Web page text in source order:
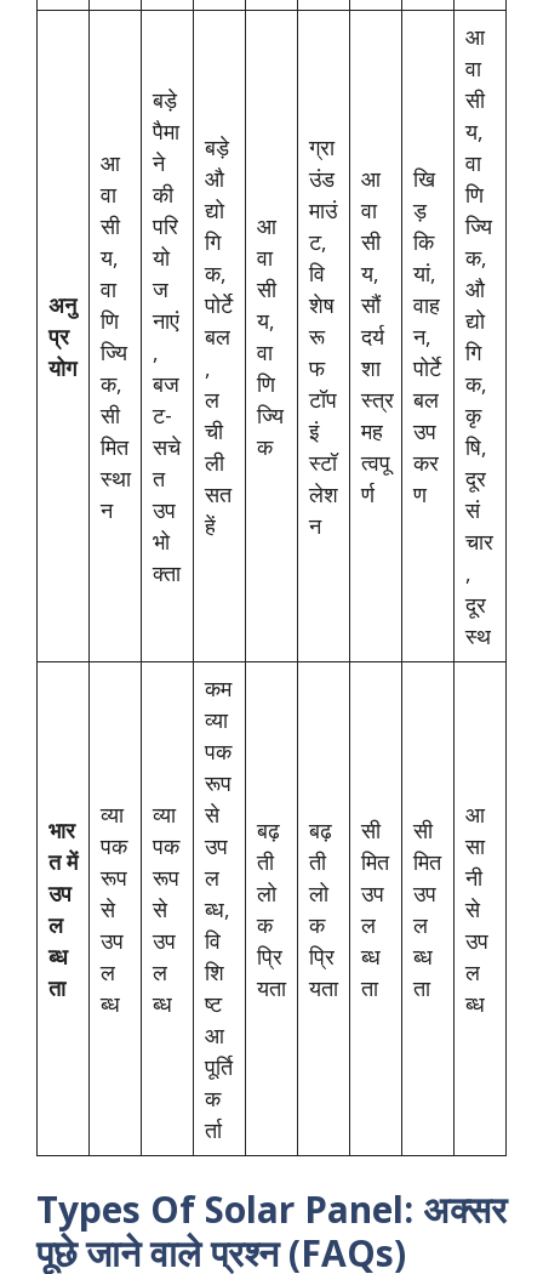
अनु
प्र
योग
आ
वा
सी
य,
वा
णि
ज्यि
क,
सी
मित
स्था
न
बड़े
पैमा
ने
की
परि
यो
ज
नाएं
,
बज
ट-
सचे
त
उप
भो
क्ता
बड़े
औ
द्यो
गि
क,
पोर्टे
बल
,
ल
ची
ली
सत
हें
आ
वा
सी
य,
वा
णि
ज्यि
क
ग्रा
उंड
माउं
ट,
वि
शेष
रू
फ
टॉप
इं
स्टॉ
लेश
न
आ
वा
सी
य,
सौं
दर्य
शा
स्त्र
मह
त्वपू
र्ण
खि
ड़
कि
यां,
वाह
न,
पोर्टे
बल
उप
कर
ण
आ
वा
सी
य,
वा
णि
ज्यि
क,
औ
द्यो
गि
क,
कृ
षि,
दूर
सं
चार
,
दूर
स्थ
भार
त में
उप
ल
ब्ध
ता
व्या
पक
रूप
से
उप
ल
ब्ध
व्या
पक
रूप
से
उप
ल
ब्ध
कम
व्या
पक
रूप
से
उप
ल
ब्ध,
वि
शि
ष्ट
आ
पूर्ति
क
र्ता
बढ़
ती
लो
क
प्रि
यता
बढ़
ती
लो
क
प्रि
यता
सी
मित
उप
ल
ब्ध
ता
सी
मित
उप
ल
ब्ध
ता
आ
सा
नी
से
उप
ल
ब्ध
Types Of Solar Panel: अक्सर
पूछे जाने वाले प्रश्न (FAQs)